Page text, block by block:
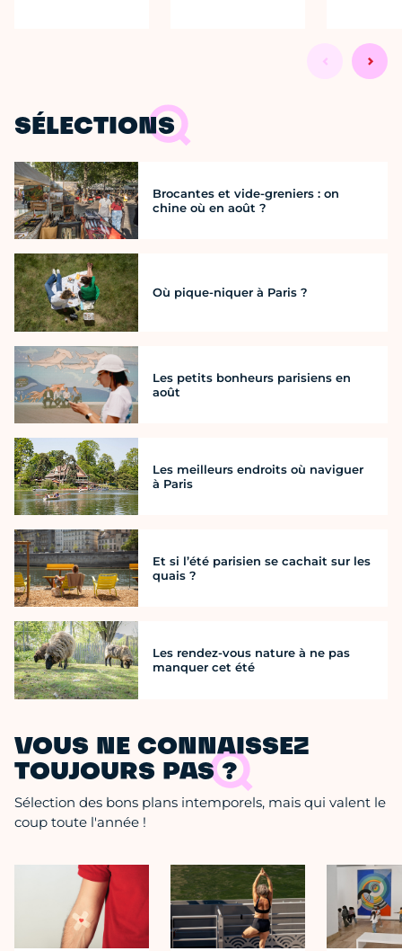
SÉLECTIONS
Brocantes et vide-greniers : on
chine où en août ?
Où pique-niquer à Paris ?
Les petits bonheurs parisiens en
août
Les meilleurs endroits où naviguer
à Paris
Et si l’été parisien se cachait sur les
quais ?
Les rendez-vous nature à ne pas
manquer cet été
VOUS NE CONNAISSEZ
TOUJOURS PAS ?
Sélection des bons plans intemporels, mais qui valent le
coup toute l'année !